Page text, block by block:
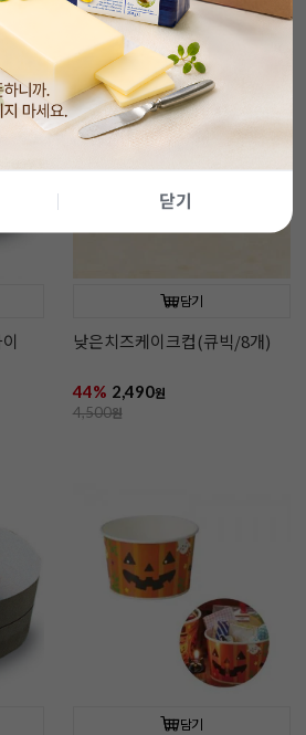
닫기
담기
낮은치즈케이크컵(큐빅/8개)
44% 2,490원
4,500원
담기